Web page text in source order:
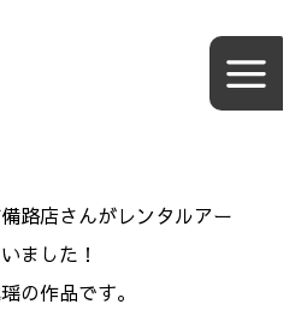
路店さんがレンタルアー
ました！
の作品です。